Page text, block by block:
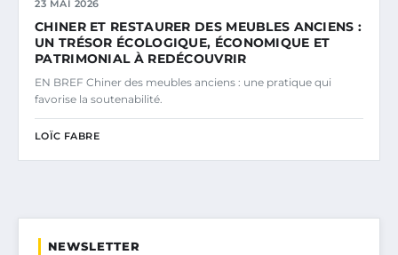
23 MAI 2026
CHINER ET RESTAURER DES MEUBLES ANCIENS :
UN TRÉSOR ÉCOLOGIQUE, ÉCONOMIQUE ET
PATRIMONIAL À REDÉCOUVRIR
EN BREF Chiner des meubles anciens : une pratique qui
favorise la soutenabilité.
LOÏC FABRE
NEWSLETTER